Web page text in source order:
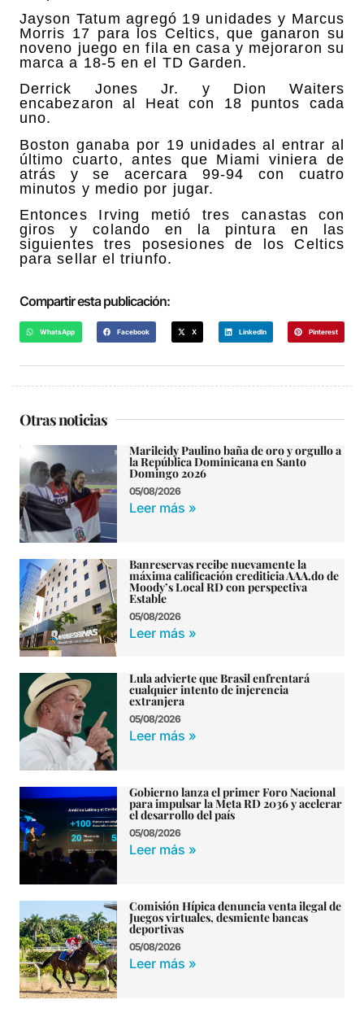
Jayson Tatum agregó 19 unidades y Marcus
Morris 17 para los Celtics, que ganaron su
noveno juego en fila en casa y mejoraron su
marca a 18-5 en el TD Garden.
Derrick Jones Jr. y Dion Waiters
encabezaron al Heat con 18 puntos cada
uno.
Boston ganaba por 19 unidades al entrar al
último cuarto, antes que Miami viniera de
atrás y se acercara 99-94 con cuatro
minutos y medio por jugar.
Entonces Irving metió tres canastas con
giros y colando en la pintura en las
siguientes tres posesiones de los Celtics
para sellar el triunfo.
Compartir esta publicación:
WhatsApp Facebook X LinkedIn Pinterest
Otras noticias
Marileidy Paulino baña de oro y orgullo a
la República Dominicana en Santo
Domingo 2026
05/08/2026
Leer más »
Banreservas recibe nuevamente la
máxima calificación crediticia AAA.do de
Moody’s Local RD con perspectiva
Estable
05/08/2026
Leer más »
Lula advierte que Brasil enfrentará
cualquier intento de injerencia
extranjera
05/08/2026
Leer más »
Gobierno lanza el primer Foro Nacional
para impulsar la Meta RD 2036 y acelerar
el desarrollo del país
05/08/2026
Leer más »
Comisión Hípica denuncia venta ilegal de
Juegos virtuales, desmiente bancas
deportivas
05/08/2026
Leer más »